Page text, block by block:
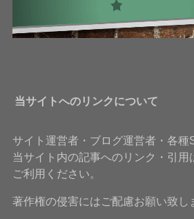
当サイトへのリンクについて
サイト運営者・ブログ運営者・各種
当サイト内の記事へのリンク・引用
ご利用ください。
著作権の侵害にはご配慮お願い致し